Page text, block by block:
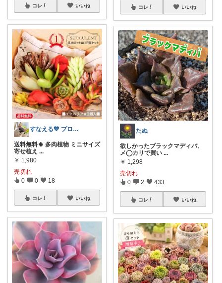
コレ いいね
すなえる💙 プロフご一読ください💙
送料無料🌵 多肉植物 ミニサイズ
寄せ植え ...
￥ 1,980
売切れ
0 0 18
コレ いいね
コレ いいね
たぬ
欲しかったブラックマディバ、
メ◯カリで買い ...
￥ 1,298
売切れ
0 2 433
コレ いいね